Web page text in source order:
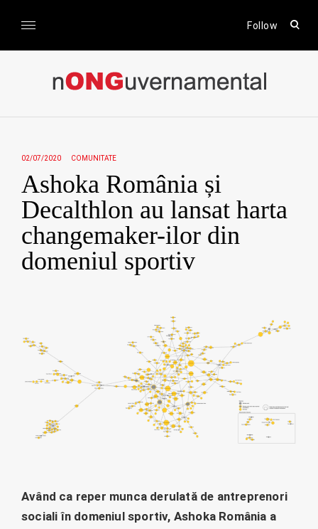
Follow
open
form
nONGuvernamental
02/07/2020 COMUNITATE
Ashoka România și
Decalthlon au lansat harta
changemaker-ilor din
domeniul sportiv
Având ca reper munca derulată de antreprenori
sociali în domeniul sportiv, Ashoka România a